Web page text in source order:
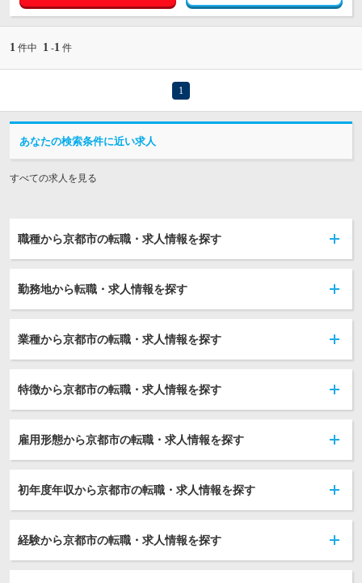
1 件中 1 -1 件
1
あなたの検索条件に近い求人
すべての求人を見る
職種から京都市の転職・求人情報を探す
勤務地から転職・求人情報を探す
業種から京都市の転職・求人情報を探す
特徴から京都市の転職・求人情報を探す
雇用形態から京都市の転職・求人情報を探す
初年度年収から京都市の転職・求人情報を探す
経験から京都市の転職・求人情報を探す